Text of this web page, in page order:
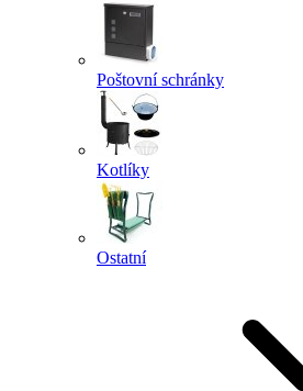
Poštovní schránky
Kotlíky
Ostatní